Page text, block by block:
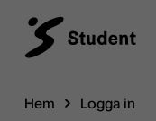
Hem Logga in